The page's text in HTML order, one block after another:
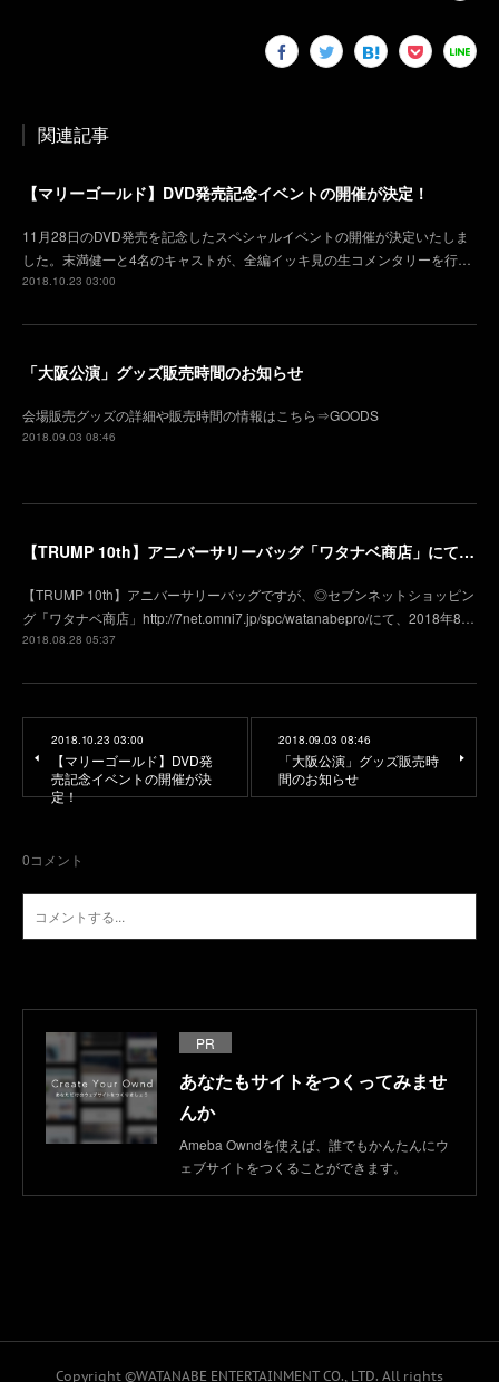
関連記事
【マリーゴールド】DVD発売記念イベントの開催が決定！
11月28日のDVD発売を記念したスペシャルイベントの開催が決定いたしま
した。末満健一と4名のキャストが、全編イッキ見の生コメンタリーを行…
2018.10.23 03:00
「大阪公演」グッズ販売時間のお知らせ
会場販売グッズの詳細や販売時間の情報はこちら⇒GOODS
2018.09.03 08:46
【TRUMP 10th】アニバーサリーバッグ「ワタナベ商店」にて8月31日（金）より販売開始
【TRUMP 10th】アニバーサリーバッグですが、◎セブンネットショッピン
グ「ワタナベ商店」http://7net.omni7.jp/spc/watanabepro/にて、2018年8…
2018.08.28 05:37
2018.10.23 03:00
【マリーゴールド】DVD発
売記念イベントの開催が決
定！
2018.09.03 08:46
「大阪公演」グッズ販売時
間のお知らせ
0コメント
PR
あなたもサイトをつくってみませ
んか
Ameba Owndを使えば、誰でもかんたんにウ
ェブサイトをつくることができます。
Copyright ©WATANABE ENTERTAINMENT CO., LTD. All rights